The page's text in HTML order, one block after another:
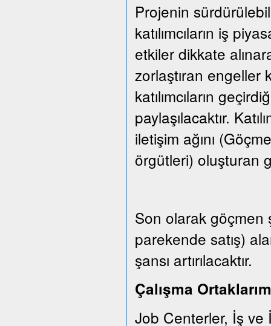
Projenin
katılımcıların iş
etkiler dikkate
zorlaştıran engeller
katılımcıların
paylaşılacaktır.
iletişim ağını
örgütleri) oluşturan
Son olarak göçmen
parekende satış)
şansı artırılacaktır.
Çalışma
Job Centerler, İş ve